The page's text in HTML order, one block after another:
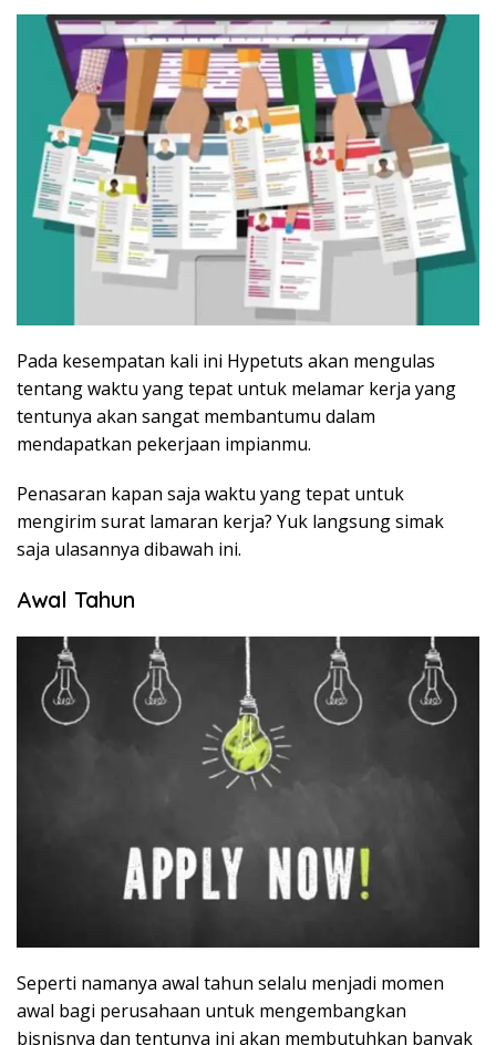
Pada kesempatan kali ini Hypetuts akan mengulas
tentang waktu yang tepat untuk melamar kerja yang
tentunya akan sangat membantumu dalam
mendapatkan pekerjaan impianmu.
Penasaran kapan saja waktu yang tepat untuk
mengirim surat lamaran kerja? Yuk langsung simak
saja ulasannya dibawah ini.
Awal Tahun
Seperti namanya awal tahun selalu menjadi momen
awal bagi perusahaan untuk mengembangkan
bisnisnya dan tentunya ini akan membutuhkan banyak